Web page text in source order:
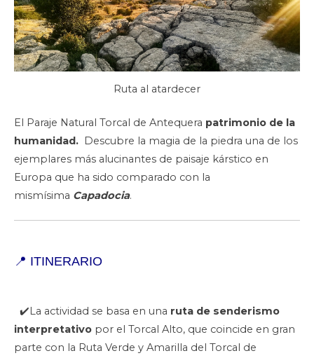
Ruta al atardecer
El Paraje Natural Torcal de Antequera patrimonio de la
humanidad. Descubre la magia de la piedra una de los
ejemplares más alucinantes de paisaje kárstico en
Europa que ha sido comparado con la
mismísima Capadocia.
📍 ITINERARIO
✔️La actividad se basa en una ruta de senderismo
interpretativo por el Torcal Alto, que coincide en gran
parte con la Ruta Verde y Amarilla del Torcal de